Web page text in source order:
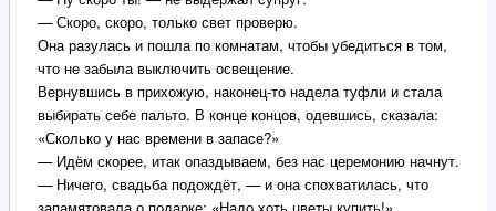
— Скоро, скоро, только свет проверю.
Она разулась и пошла по комнатам, чтобы убедиться в том,
что не забыла выключить освещение.
Вернувшись в прихожую, наконец-то надела туфли и стала
выбирать себе пальто. В конце концов, одевшись, сказала:
«Сколько у нас времени в запасе?»
— Идём скорее, итак опаздываем, без нас церемонию начнут.
— Ничего, свадьба подождёт, — и она спохватилась, что